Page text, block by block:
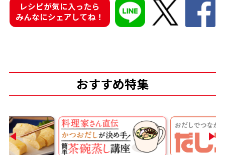
商品情報一覧
レシピが気に入ったら
みんなにシェアしてね！
おすすめ特集